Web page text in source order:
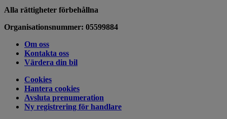
Alla rättigheter förbehållna
Organisationsnummer: 05599884
Om oss
Kontakta oss
Värdera din bil
Cookies
Hantera cookies
Avsluta prenumeration
Ny registrering för handlare